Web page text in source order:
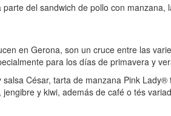
del sandwich de pollo con
en Gerona, son un cruce entre las
para los días de primavera y
César, tarta de manzana Pink
y kiwi, además de café o tés